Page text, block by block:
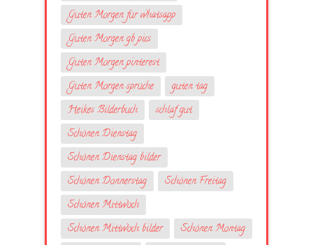
Guten Morgen für whatsapp
Guten Morgen gb pics
Guten Morgen pinterest
Guten Morgen sprüche
guten tag
Heikes Bilderbuch
schlaf gut
Schönen Dienstag
Schönen Dienstag bilder
Schönen Donnerstag
Schönen Freitag
Schönen Mittwoch
Schönen Mittwoch bilder
Schönen Montag